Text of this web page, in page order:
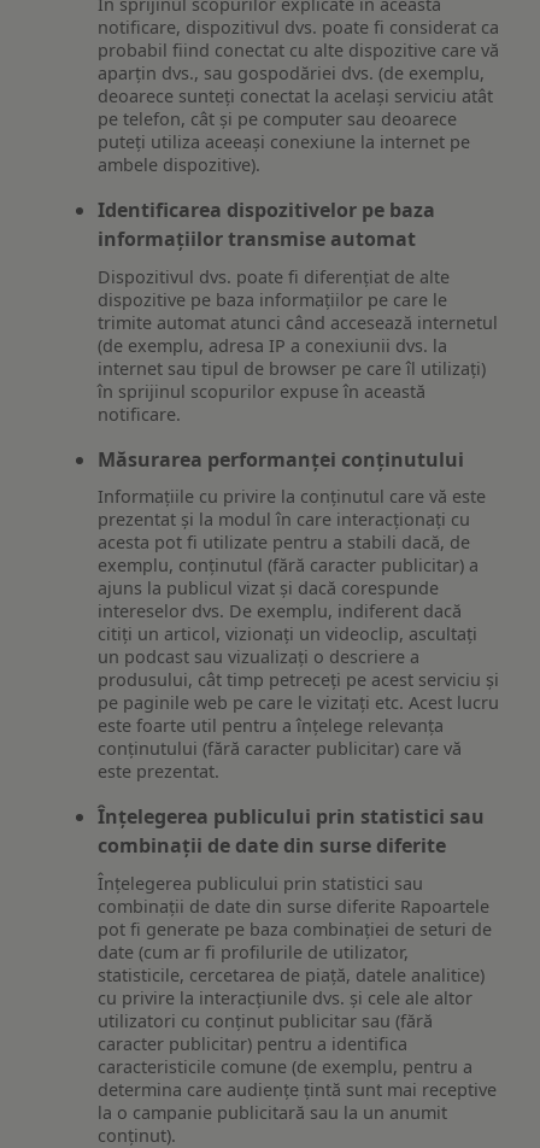
notificare, dispozitivul dvs. poate fi considerat ca
probabil fiind conectat cu alte dispozitive care vă
aparțin dvs., sau gospodăriei dvs. (de exemplu,
deoarece sunteți conectat la același serviciu atât
pe telefon, cât și pe computer sau deoarece
puteți utiliza aceeași conexiune la internet pe
ambele dispozitive).
Identificarea dispozitivelor pe baza
informațiilor transmise automat
Dispozitivul dvs. poate fi diferențiat de alte
dispozitive pe baza informațiilor pe care le
trimite automat atunci când accesează internetul
(de exemplu, adresa IP a conexiunii dvs. la
internet sau tipul de browser pe care îl utilizați)
în sprijinul scopurilor expuse în această
notificare.
Măsurarea performanței conținutului
Informațiile cu privire la conținutul care vă este
prezentat și la modul în care interacționați cu
acesta pot fi utilizate pentru a stabili dacă, de
exemplu, conținutul (fără caracter publicitar) a
ajuns la publicul vizat și dacă corespunde
intereselor dvs. De exemplu, indiferent dacă
citiți un articol, vizionați un videoclip, ascultați
un podcast sau vizualizați o descriere a
produsului, cât timp petreceți pe acest serviciu și
pe paginile web pe care le vizitați etc. Acest lucru
este foarte util pentru a înțelege relevanța
conținutului (fără caracter publicitar) care vă
este prezentat.
Înțelegerea publicului prin statistici sau
combinații de date din surse diferite
Înțelegerea publicului prin statistici sau
combinații de date din surse diferite Rapoartele
pot fi generate pe baza combinației de seturi de
date (cum ar fi profilurile de utilizator,
statisticile, cercetarea de piață, datele analitice)
cu privire la interacțiunile dvs. și cele ale altor
utilizatori cu conținut publicitar sau (fără
caracter publicitar) pentru a identifica
caracteristicile comune (de exemplu, pentru a
determina care audiențe țintă sunt mai receptive
la o campanie publicitară sau la un anumit
conținut).